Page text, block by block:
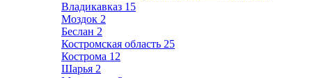
Владикавказ 15
Моздок 2
Беслан 2
Костромская область 25
Кострома 12
Шарья 2